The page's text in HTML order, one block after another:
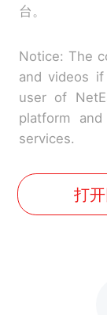
台。
Notice: The
and videos
user of
platform
services.
打